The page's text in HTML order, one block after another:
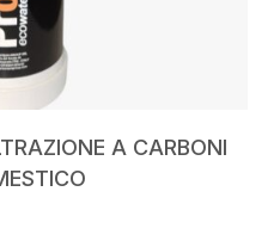
A CARBONI